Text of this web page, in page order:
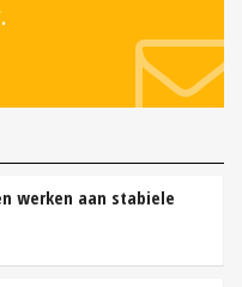
werken aan stabiele